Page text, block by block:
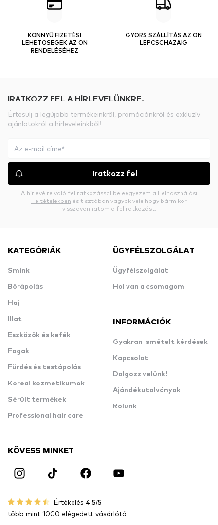
KÖNNYŰ FIZETÉSI
LEHETŐSÉGEK AZ ÖN
RENDELÉSÉHEZ
GYORS SZÁLLÍTÁS AZ ÖN
LÉPCSŐHÁZÁIG
IRATKOZZ FEL A HÍRLEVELÜNKRE.
Értesülj a legújabb termékeinkről, promóciónkról és exkluzív
ajánlatokról a hírleveleinkből!
Iratkozz fel
A hírlevélre való feliratkozással beleegyezem a Felhasználási
Feltételekben és tisztában vagyok vele hogy bármikor
visszavonhatom a feliratkozást.
KATEGÓRIÁK
Smink
Bőrápolás
Haj
Illat
Eszközök és kefék
Fogak
Fürdés és testápolás
Koreai kozmetikumok
Sérült termékek
Professional hair care
ÜGYFÉLSZOLGÁLAT
Ügyfélszolgálat
Hol van a csomagom
INFORMÁCIÓK
Gyakran ismételt kérdések
Kapcsolat
Dolgozz velünk!
Ajándékutalványok
Rólunk
KÖVESS MINKET
Értékelés 4.5/5
több mint 1000 elégedett vásárlótól